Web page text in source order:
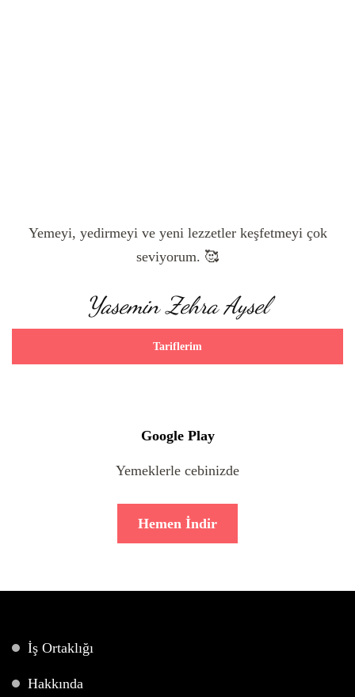
Yemeyi, yedirmeyi ve yeni lezzetler keşfetmeyi çok
seviyorum. 🥰
Yasemin Zehra Aysel
Tariflerim
Google Play
Yemeklerle cebinizde
Hemen İndir
İş Ortaklığı
Hakkında